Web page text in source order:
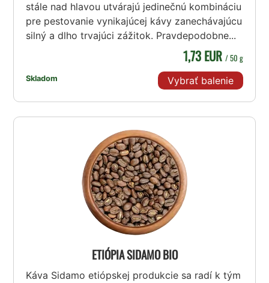
stále nad hlavou utvárajú jedinečnú kombináciu
pre pestovanie vynikajúcej kávy zanechávajúcu
silný a dlho trvajúci zážitok. Pravdepodobne...
Skladom
1,73 EUR / 50 g
Vybrať balenie
ETIÓPIA SIDAMO BIO
Káva Sidamo etiópskej produkcie sa radí k tým